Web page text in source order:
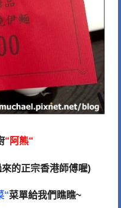
“ 阿熊“
的正宗香港師傅喔)
“菜單給我們瞧瞧~